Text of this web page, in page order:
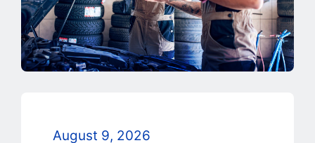
Lagerfahrzeuge
LMC
August 9, 2026